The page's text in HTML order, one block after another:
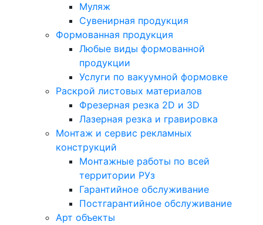
Муляж
Сувенирная продукция
Формованная продукция
Любые виды формованной
продукции
Услуги по вакуумной формовке
Раскрой листовых материалов
Фрезерная резка 2D и 3D
Лазерная резка и гравировка
Монтаж и сервис рекламных
конструкций
Монтажные работы по всей
территории РУз
Гарантийное обслуживание
Постгарантийное обслуживание
Арт объекты